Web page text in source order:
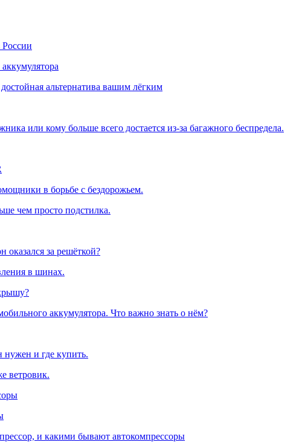
России
альтернатива вашим лёгким
или кому больше всего достается из-за багажного беспредела.
в борьбе с бездорожьем.
чем просто подстилка.
оказался за решёткой?
в шинах.
аккумулятора. Что важно знать о нём?
нужен и где купить.
ветровик.
и какими бывают автокомпрессоры